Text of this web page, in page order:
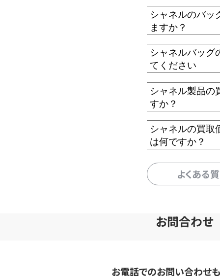
シャネルのバッ
ますか？
シャネルバッグ
てください
シャネル製品の
すか？
シャネルの買取
は何ですか？
よくある
お問合わせ
お電話でのお問い合わせ